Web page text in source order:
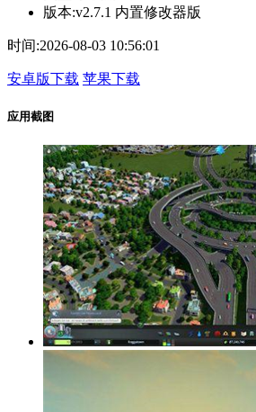
版本:v2.7.1 内置修改器版
时间:2026-08-03 10:56:01
安卓版下载 苹果下载
应用截图